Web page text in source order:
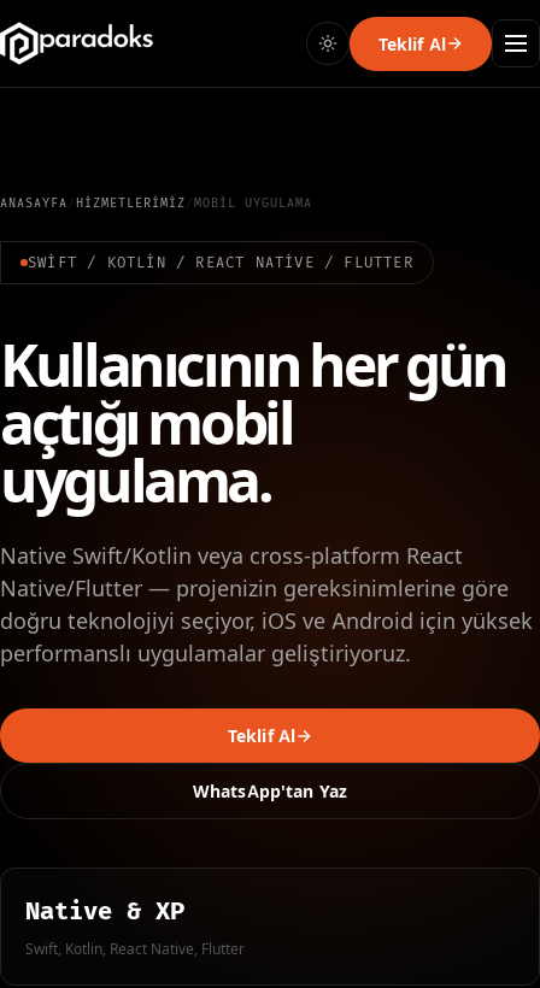
Teklif Al
ANASAYFA/ HIZMETLERIMIZ/MOBIL UYGULAMA
SWIFT / KOTLIN / REACT NATIVE / FLUTTER
Kullanıcının her gün
açtığı mobil
uygulama.
Native Swift/Kotlin veya cross-platform React
Native/Flutter — projenizin gereksinimlerine göre
doğru teknolojiyi seçiyor, iOS ve Android için yüksek
performanslı uygulamalar geliştiriyoruz.
Teklif Al
WhatsApp'tan Yaz
Native & XP
Swift, Kotlin, React Native, Flutter